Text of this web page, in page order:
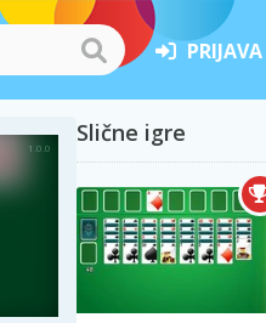
PRIJAVA
Slične igre